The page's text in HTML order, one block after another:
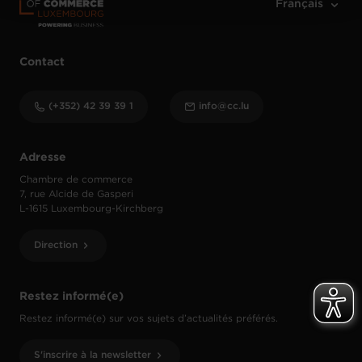
Restez informé(e)
Restez informé(e) sur vos sujets d’actualités préférés.
S'inscrire à la newsletter
Adresse
Chambre de commerce
7, rue Alcide de Gasperi
L-1615 Luxembourg-Kirchberg
Direction
Contact
(+352) 42 39 39 1 info@cc.lu